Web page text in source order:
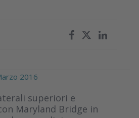
2016
superiori e
Maryland Bridge in